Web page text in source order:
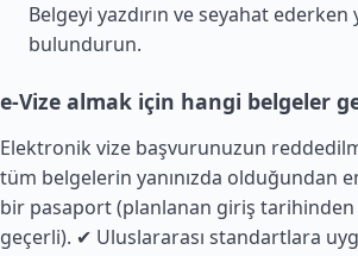
Belgeyi yazdırın ve seyahat ederken
bulundurun.
e-Vize almak için hangi belgeler
Elektronik vize başvurunuzun
tüm belgelerin yanınızda olduğundan
bir pasaport (planlanan giriş tarihinden
geçerli). ✔ Uluslararası standartlara